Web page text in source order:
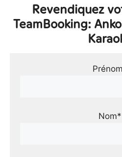
Revendiquez
TeamBooking:
Nom*